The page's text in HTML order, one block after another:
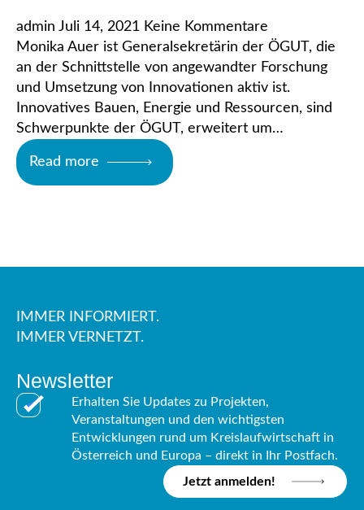
admin Juli 14, 2021 Keine Kommentare
Monika Auer ist Generalsekretärin der ÖGUT, die
an der Schnittstelle von angewandter Forschung
und Umsetzung von Innovationen aktiv ist.
Innovatives Bauen, Energie und Ressourcen, sind
Schwerpunkte der ÖGUT, erweitert um…
Read more
IMMER INFORMIERT.
IMMER VERNETZT.
Newsletter
Erhalten Sie Updates zu Projekten,
Veranstaltungen und den wichtigsten
Entwicklungen rund um Kreislaufwirtschaft in
Österreich und Europa – direkt in Ihr Postfach.
Jetzt anmelden!